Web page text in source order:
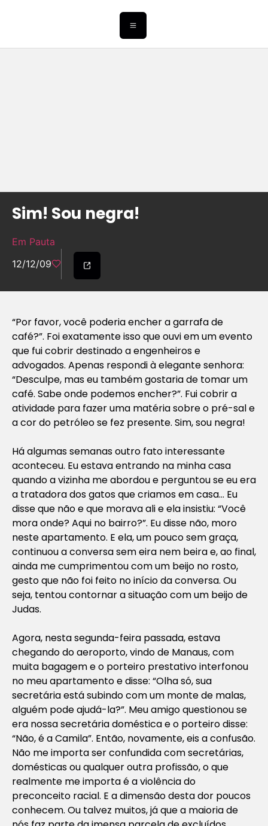
Sim! Sou negra!
Em Pauta
12/12/09
“Por favor, você poderia encher a garrafa de
café?”. Foi exatamente isso que ouvi em um evento
que fui cobrir destinado a engenheiros e
advogados. Apenas respondi à elegante senhora:
“Desculpe, mas eu também gostaria de tomar um
café. Sabe onde podemos encher?”. Fui cobrir a
atividade para fazer uma matéria sobre o pré-sal e
a cor do petróleo se fez presente. Sim, sou negra!
Há algumas semanas outro fato interessante
aconteceu. Eu estava entrando na minha casa
quando a vizinha me abordou e perguntou se eu era
a tratadora dos gatos que criamos em casa… Eu
disse que não e que morava ali e ela insistiu: “Você
mora onde? Aqui no bairro?”. Eu disse não, moro
neste apartamento. E ela, um pouco sem graça,
continuou a conversa sem eira nem beira e, ao final,
ainda me cumprimentou com um beijo no rosto,
gesto que não foi feito no início da conversa. Ou
seja, tentou contornar a situação com um beijo de
Judas.
Agora, nesta segunda-feira passada, estava
chegando do aeroporto, vindo de Manaus, com
muita bagagem e o porteiro prestativo interfonou
no meu apartamento e disse: “Olha só, sua
secretária está subindo com um monte de malas,
alguém pode ajudá-la?”. Meu amigo questionou se
era nossa secretária doméstica e o porteiro disse:
“Não, é a Camila”. Então, novamente, eis a confusão.
Não me importa ser confundida com secretárias,
domésticas ou qualquer outra profissão, o que
realmente me importa é a violência do
preconceito racial. E a dimensão desta dor poucos
conhecem. Ou talvez muitos, já que a maioria de